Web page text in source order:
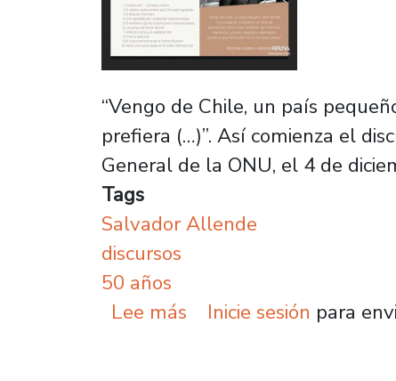
“Vengo de Chile, un país
prefiera (…)”. Así comienza el
General de la ONU, el 4 de
Tags
Salvador Allende
discursos
50 años
Lee más sobre Expertos
Inicie sesión para